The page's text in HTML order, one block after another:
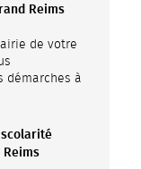
Reims
de votre
démarches à
Reims